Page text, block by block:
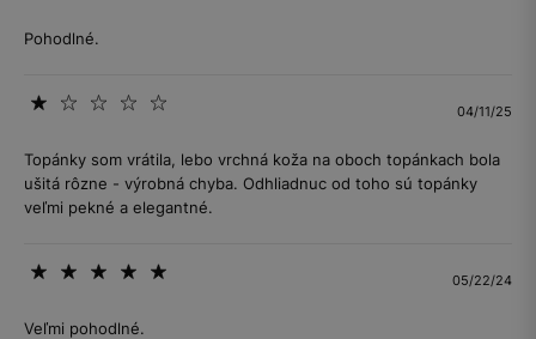
Pohodlné.
04/11/25
Topánky som vrátila, lebo vrchná koža na oboch topánkach bola
ušitá rôzne - výrobná chyba. Odhliadnuc od toho sú topánky
veľmi pekné a elegantné.
05/22/24
Veľmi pohodlné.